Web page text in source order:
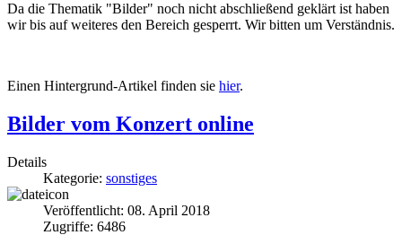
Da die Thematik "Bilder" noch nicht abschließend geklärt ist haben
wir bis auf weiteres den Bereich gesperrt. Wir bitten um Verständnis.
Einen Hintergrund-Artikel finden sie hier.
Bilder vom Konzert online
Details
Kategorie: sonstiges
Veröffentlicht: 08. April 2018
Zugriffe: 6486